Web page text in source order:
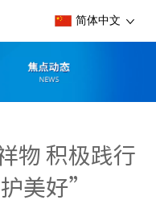
简体中文
物 积极践行
美好”